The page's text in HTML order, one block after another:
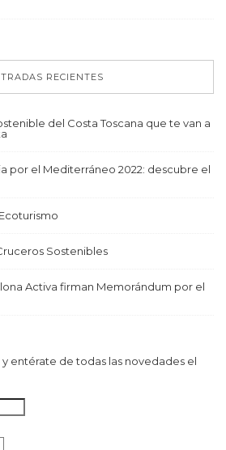
RECIENTES
del Costa Toscana que te van a
por el Mediterráneo 2022: descubre el
Sostenibles
Activa firman Memorándum por el
entérate de todas las novedades el